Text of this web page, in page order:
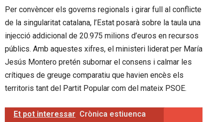
Per convèncer els governs regionals i girar full al conflicte
de la singularitat catalana, l’Estat posarà sobre la taula una
injecció addicional de 20.975 milions d’euros en recursos
públics. Amb aquestes xifres, el ministeri liderat per María
Jesús Montero pretén subornar el consens i calmar les
crítiques de greuge comparatiu que havien encès els
territoris tant del Partit Popular com del mateix PSOE.
Et pot interessar Crònica estiuenca